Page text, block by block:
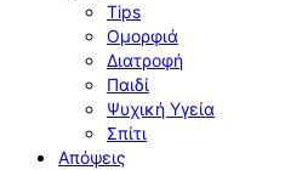
Tips
Ομορφιά
Διατροφή
Παιδί
Ψυχική Υγεία
Σπίτι
Απόψεις